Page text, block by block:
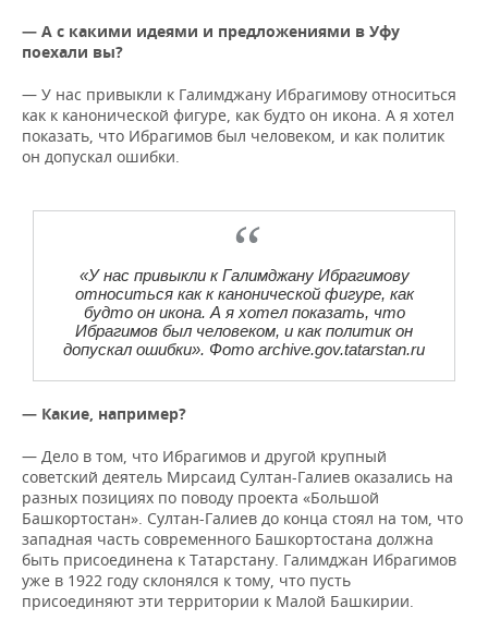
— А с какими идеями и предложениями в Уфу
поехали вы?
— У нас привыкли к Галимджану Ибрагимову относиться
как к канонической фигуре, как будто он икона. А я хотел
показать, что Ибрагимов был человеком, и как политик
он допускал ошибки.
«У нас привыкли к Галимджану Ибрагимову
относиться как к канонической фигуре, как
будто он икона. А я хотел показать, что
Ибрагимов был человеком, и как политик он
допускал ошибки». Фото archive.gov.tatarstan.ru
— Какие, например?
— Дело в том, что Ибрагимов и другой крупный
советский деятель Мирсаид Султан-Галиев оказались на
разных позициях по поводу проекта «Большой
Башкортостан». Султан-Галиев до конца стоял на том, что
западная часть современного Башкортостана должна
быть присоединена к Татарстану. Галимджан Ибрагимов
уже в 1922 году склонялся к тому, что пусть
присоединяют эти территории к Малой Башкирии.